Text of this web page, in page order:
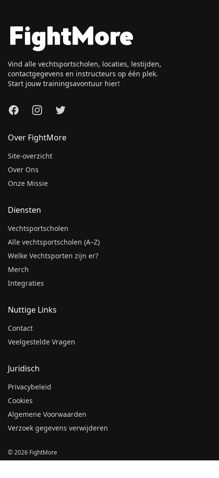
Vind alle vechtsportscholen, locaties, lestijden,
contactgegevens en instructeurs op één plek.
Start jouw trainingsavontuur hier!
FacebookInstagram
X
Over FightMore
Site-overzicht
Over Ons
Onze Missie
Diensten
Vechtsportscholen
Alle vechtsportscholen (A–Z)
Welke Vechtsporten zijn er?
Merch
Integraties
Nuttige Links
Contact
Veelgestelde Vragen
Juridisch
Privacybeleid
Cookies
Algemene Voorwaarden
Verzoek gegevens verwijderen
© 2026 FightMore